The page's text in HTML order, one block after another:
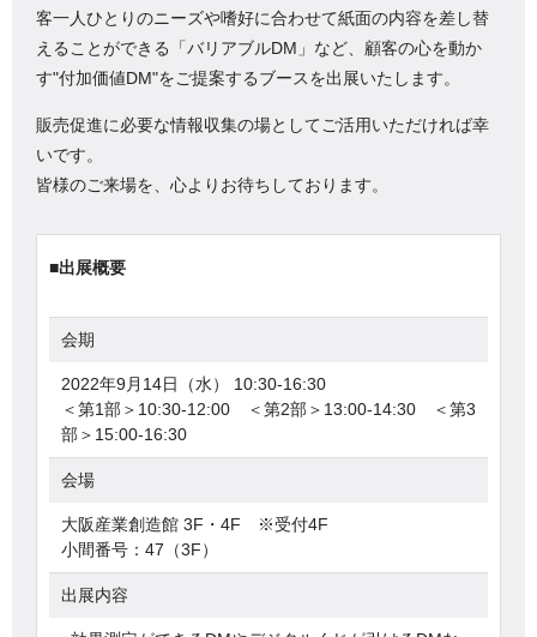
客一人ひとりのニーズや嗜好に合わせて紙面の内容を差し替
えることができる「バリアブルDM」など、顧客の心を動か
す"付加価値DM"をご提案するブースを出展いたします。
販売促進に必要な情報収集の場としてご活用いただければ幸
いです。
皆様のご来場を、心よりお待ちしております。
■出展概要
会期
2022年9月14日（水） 10:30-16:30
＜第1部＞10:30-12:00 ＜第2部＞13:00-14:30 ＜第3
部＞15:00-16:30
会場
大阪産業創造館 3F・4F ※受付4F
小間番号：47（3F）
出展内容